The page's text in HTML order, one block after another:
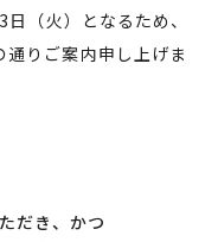
（火）となるため、
りご案内申し上げま
だき、かつ